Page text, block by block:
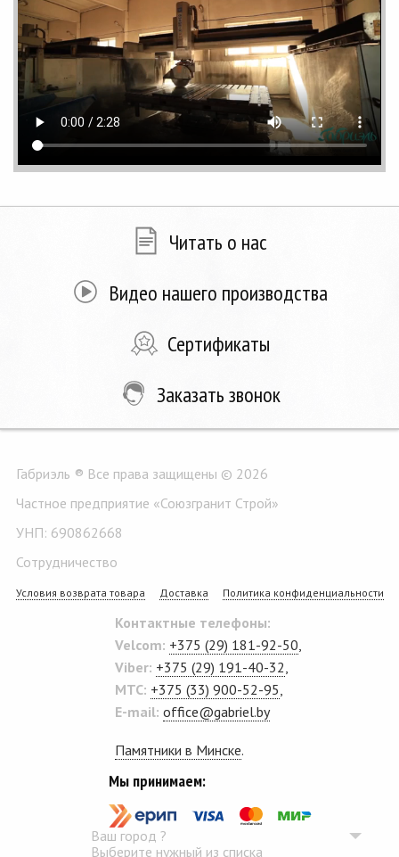
Читать о нас
Видео нашего производства
Сертификаты
Заказать звонок
Габриэль ® Все права защищены © 2026
Частное предприятие «Союзгранит Строй»
УНП: 690862668
Сотрудничество
Условия возврата товара Доставка Политика конфиденциальности
Контактные телефоны:
Velcom: +375 (29) 181-92-50
Viber: +375 (29) 191-40-32
MTC: +375 (33) 900-52-95
E-mail: office@gabriel.by
Памятники в Минске.
Мы принимаем:
Ваш город ?
Выберите нужный из списка